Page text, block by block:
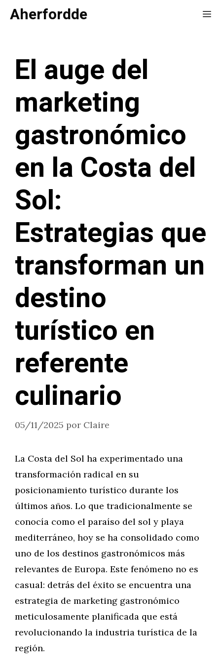
Saltar
Aherfordde
El auge del
marketing
gastronómico
en la Costa del
Sol:
Estrategias que
transforman un
destino
turístico en
referente
culinario
05/11/2025 por Claire
La Costa del Sol ha experimentado una
transformación radical en su
posicionamiento turístico durante los
últimos años. Lo que tradicionalmente se
conocía como el paraíso del sol y playa
mediterráneo, hoy se ha consolidado como
uno de los destinos gastronómicos más
relevantes de Europa. Este fenómeno no es
casual: detrás del éxito se encuentra una
estrategia de marketing gastronómico
meticulosamente planificada que está
revolucionando la industria turística de la
región.